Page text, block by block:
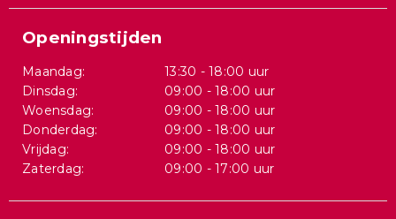
Openingstijden
Maandag:
13:30 - 18:00 uur
Dinsdag:
09:00 - 18:00 uur
Woensdag:
09:00 - 18:00 uur
Donderdag:
09:00 - 18:00 uur
Vrijdag:
09:00 - 18:00 uur
Zaterdag:
09:00 - 17:00 uur